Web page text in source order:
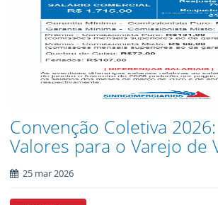
Convenção Coletiva
Valores para o Varejo de
25 mar 2026